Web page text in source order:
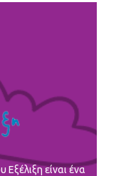
είναι ένα